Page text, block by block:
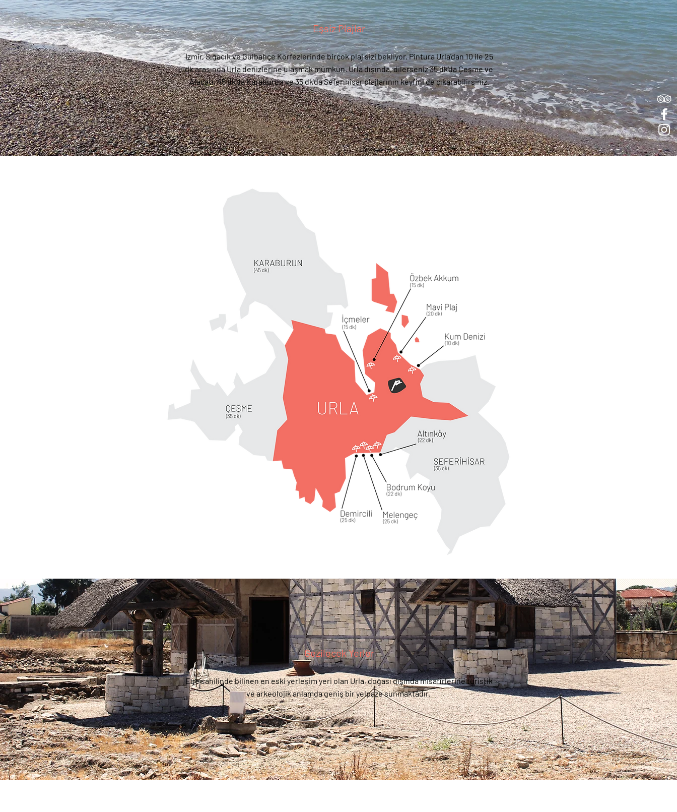
Eşsiz Plajlar
İzmir, Sığacık ve Gülbahçe Körfezlerinde birçok plaj sizi bekliyor. Pintura Urla'dan 10 ile 25
dk arasında Urla denizlerine ulaşmak mümkün. Urla dışında, dilerseniz 35 dk'da Çeşme ve
Alaçatı, 45 dk'da Karaburun ve 35 dk'da Seferihisar plajlarının keyfini de çıkarabilirsiniz.
Gezilecek Yerler
Ege sahilinde bilinen en eski yerleşim yeri olan Urla, doğası dışında misafirlerine turistik
ve arkeolojik anlamda geniş bir yelpaze sunmaktadır.